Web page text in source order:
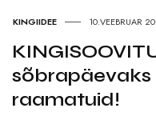
KINGIIDEE 10.VEEBRUAR
raamatuid!